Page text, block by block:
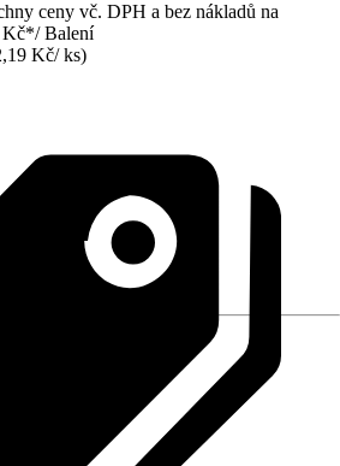
ceny vč. DPH a bez nákladů na
Kč*/ Balení
Kč/ ks)